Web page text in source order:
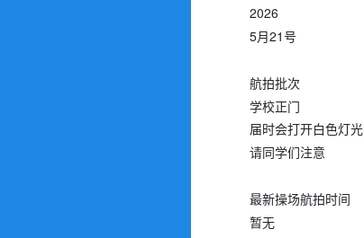
2026
5月21号
航拍批次
学校正门
届时会打开白色灯光
请同学们注意
最新操场航拍时间
暂无